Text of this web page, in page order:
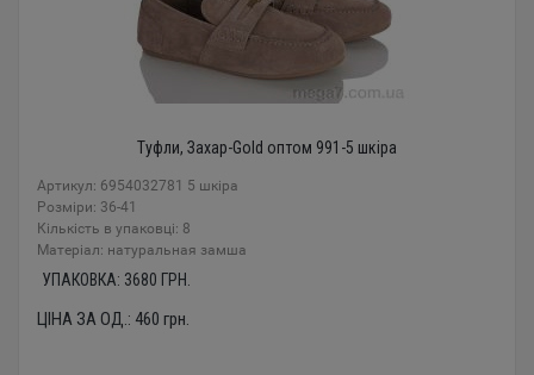
Туфли, Захар-Gold оптом 991-5 шкіра
Артикул: 6954032781 5 шкіра
Розміри: 36-41
Кількість в упаковці: 8
Mатеріал: натуральная замша
УПАКОВКА: 3680 ГРН.
ЦІНА ЗА ОД.: 460 грн.